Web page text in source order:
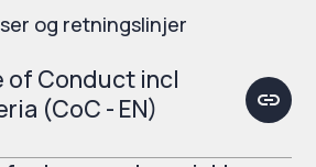
og retningslinjer
of Conduct incl
(CoC - EN)